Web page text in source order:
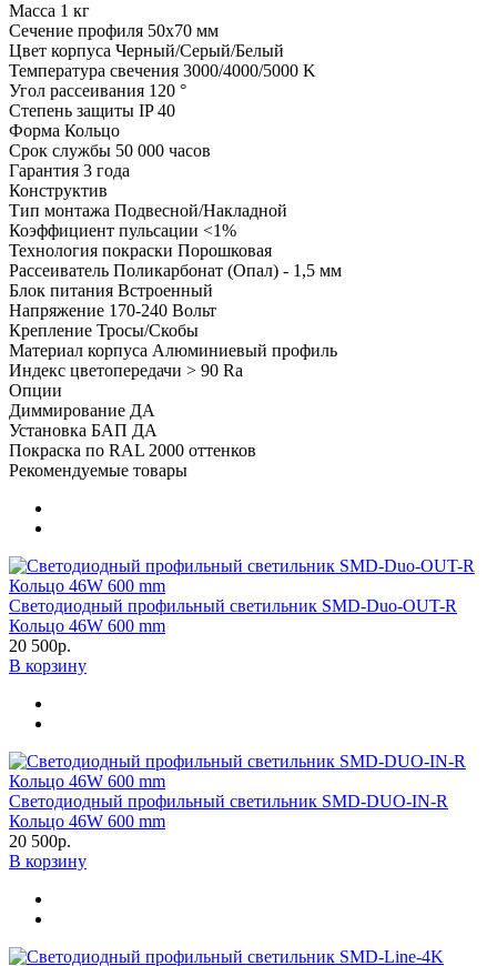
Масса 1 кг
Сечение профиля 50х70 мм
Цвет корпуса Черный/Серый/Белый
Температура свечения 3000/4000/5000 K
Угол рассеивания 120 °
Степень защиты IP 40
Форма Кольцо
Срок службы 50 000 часов
Гарантия 3 года
Конструктив
Тип монтажа Подвесной/Накладной
Коэффициент пульсации <1%
Технология покраски Порошковая
Рассеиватель Поликарбонат (Опал) - 1,5 мм
Блок питания Встроенный
Напряжение 170-240 Вольт
Крепление Тросы/Скобы
Материал корпуса Алюминиевый профиль
Индекс цветопередачи > 90 Ra
Опции
Диммирование ДА
Установка БАП ДА
Покраска по RAL 2000 оттенков
Рекомендуемые товары
Светодиодный профильный светильник SMD-Duo-OUT-R
Кольцо 46W 600 mm
20 500р.
В корзину
Светодиодный профильный светильник SMD-DUO-IN-R
Кольцо 46W 600 mm
20 500р.
В корзину